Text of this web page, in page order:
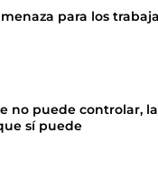
para los
no puede controlar,
sí puede